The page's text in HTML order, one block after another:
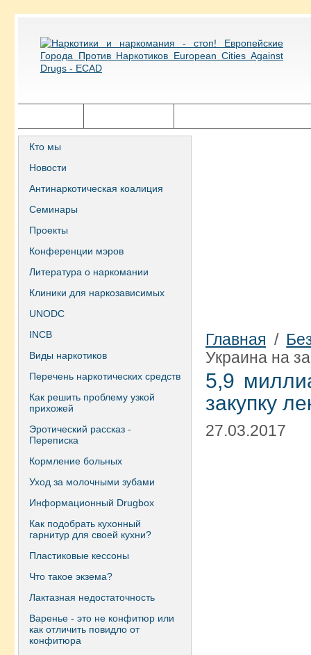
Кто мы
Новости
Антинаркотическая коалиция
Семинары
Проекты
Конференции мэров
Литература о наркомании
Клиники для наркозависимых
UNODC
INCB
Виды наркотиков
Перечень наркотических средств
Как решить проблему узкой
прихожей
Эротический рассказ -
Переписка
Кормление больных
Уход за молочными зубами
Информационный Drugbox
Как подобрать кухонный
гарнитур для своей кухни?
Пластиковые кессоны
Что такое экзема?
Лактазная недостаточность
Варенье - это не конфитюр или
как отличить повидло от
конфитюра
Главная /
Украина на
5,9
закупку
27.03.2017